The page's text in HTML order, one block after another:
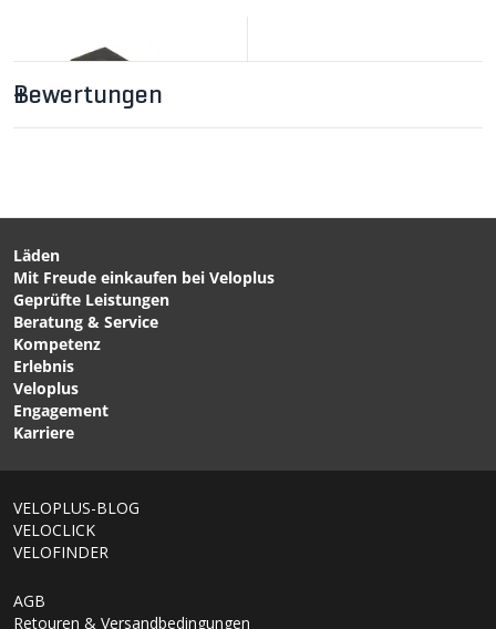
CHF 26.90
KID Ersatzkupplung bis
2015 von CROOZER
CHF 14.90
Bewertungen
Läden
Mit Freude einkaufen bei Veloplus
Geprüfte Leistungen
Beratung & Service
Kompetenz
Erlebnis
Veloplus
Engagement
Karriere
VELOPLUS-BLOG
VELOCLICK
VELOFINDER
AGB
Retouren & Versandbedingungen